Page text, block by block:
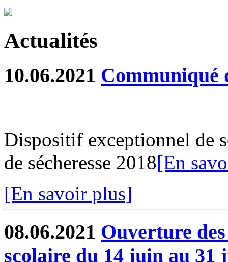
Actualités
10.06.2021 Communiqué
Dispositif exceptionnel de
de sécheresse 2018[En
[En savoir plus]
08.06.2021 Ouverture
scolaire du 14 juin au 31